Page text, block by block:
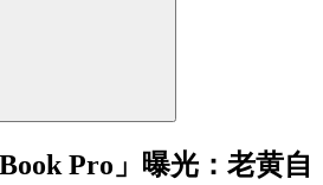
Pro」曝光：老黄自